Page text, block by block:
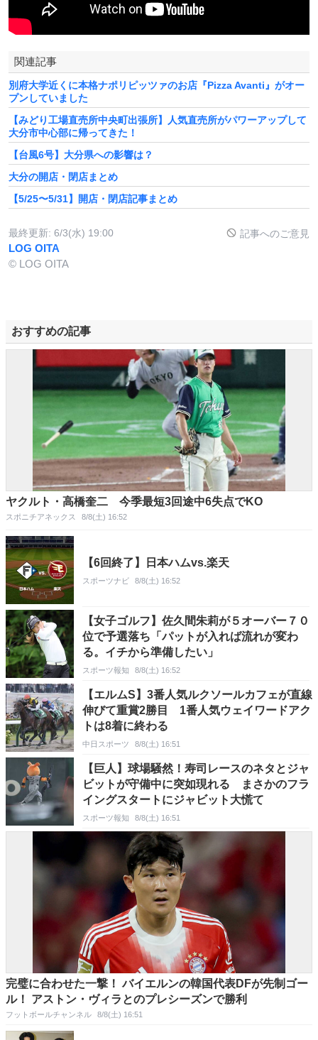
関連記事
別府大学近くに本格ナポリピッツァのお店『Pizza Avanti』がオー
プンしていました
【みどり工場直売所中央町出張所】人気直売所がパワーアップして
大分市中心部に帰ってきた！
【台風6号】大分県への影響は？
大分の開店・閉店まとめ
【5/25〜5/31】開店・閉店記事まとめ
最終更新: 6/3(水) 19:00 記事へのご意見
LOG OITA
© LOG OITA
おすすめの記事
ヤクルト・高橋奎二 今季最短3回途中6失点でKO
スポニチアネックス 8/8(土) 16:52
【6回終了】日本ハムvs.楽天
スポーツナビ 8/8(土) 16:52
【女子ゴルフ】佐久間朱莉が５オーバー７０
位で予選落ち「パットが入れば流れが変わ
る。イチから準備したい」
スポーツ報知 8/8(土) 16:52
【エルムS】3番人気ルクソールカフェが直線
伸びて重賞2勝目 1番人気ウェイワードアク
トは8着に終わる
中日スポーツ 8/8(土) 16:51
【巨人】球場騒然！寿司レースのネタとジャ
ビットが守備中に突如現れる まさかのフラ
イングスタートにジャビット大慌て
スポーツ報知 8/8(土) 16:51
完璧に合わせた一撃！ バイエルンの韓国代表DFが先制ゴー
ル！ アストン・ヴィラとのプレシーズンで勝利
フットボールチャンネル 8/8(土) 16:51